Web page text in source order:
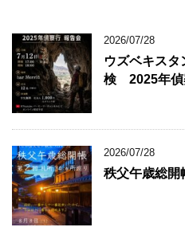
2026/07/28
ウズベキス
検 2025年
2026/07/28
秩父午歳総